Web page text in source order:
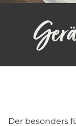
Der besonders